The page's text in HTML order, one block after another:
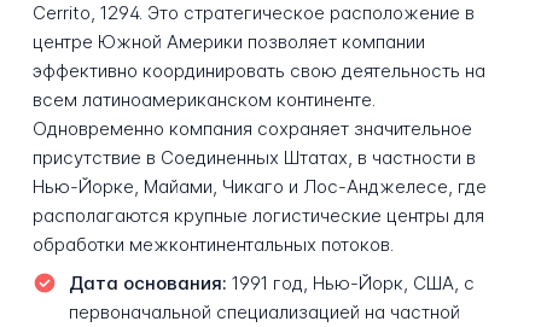
Cerrito, 1294. Это стратегическое расположение в
центре Южной Америки позволяет компании
эффективно координировать свою деятельность на
всем латиноамериканском континенте.
Одновременно компания сохраняет значительное
присутствие в Соединенных Штатах, в частности в
Нью-Йорке, Майами, Чикаго и Лос-Анджелесе, где
располагаются крупные логистические центры для
обработки межконтинентальных потоков.
Дата основания: 1991 год, Нью-Йорк, США, с
первоначальной специализацией на частной